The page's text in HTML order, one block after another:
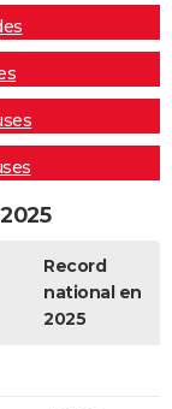
Record
national en
2025